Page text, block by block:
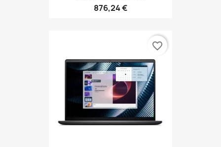
876,24 €
favorite_border